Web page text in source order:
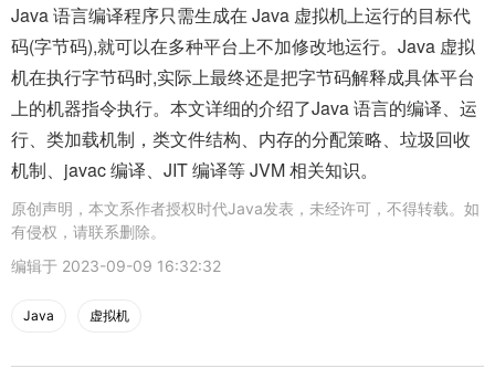
Java 语言编译程序只需生成在 Java 虚拟机上运行的目标代
码(字节码),就可以在多种平台上不加修改地运行。Java 虚拟
机在执行字节码时,实际上最终还是把字节码解释成具体平台
上的机器指令执行。本文详细的介绍了Java 语言的编译、运
行、类加载机制，类文件结构、内存的分配策略、垃圾回收
机制、javac 编译、JIT 编译等 JVM 相关知识。
原创声明，本文系作者授权时代Java发表，未经许可，不得转载。如
有侵权，请联系删除。
编辑于 2023-09-09 16:32:32
Java 虚拟机